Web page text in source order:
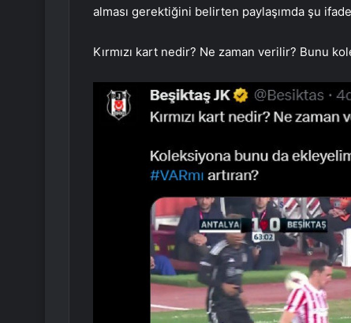
alması gerektiğini belirten paylaşımda şu
Kırmızı kart nedir? Ne zaman verilir? Bunu